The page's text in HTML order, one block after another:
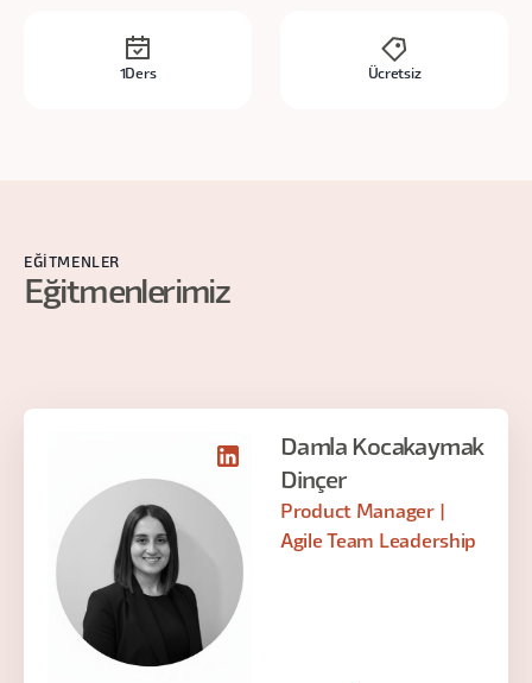
1 Ders Ücretsiz
EĞITMENLER
Eğitmenlerimiz
Damla Kocakaymak
Dinçer
Product Manager |
Agile Team Leadership